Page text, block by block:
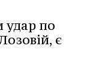
удар по
є